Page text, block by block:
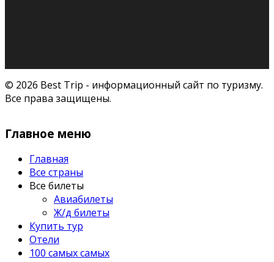
© 2026 Best Trip - информационный сайт по туризму.
Все права защищены.
Главное меню
Главная
Все страны
Все билеты
Авиабилеты
Ж/д билеты
Купить тур
Отели
100 самых самых